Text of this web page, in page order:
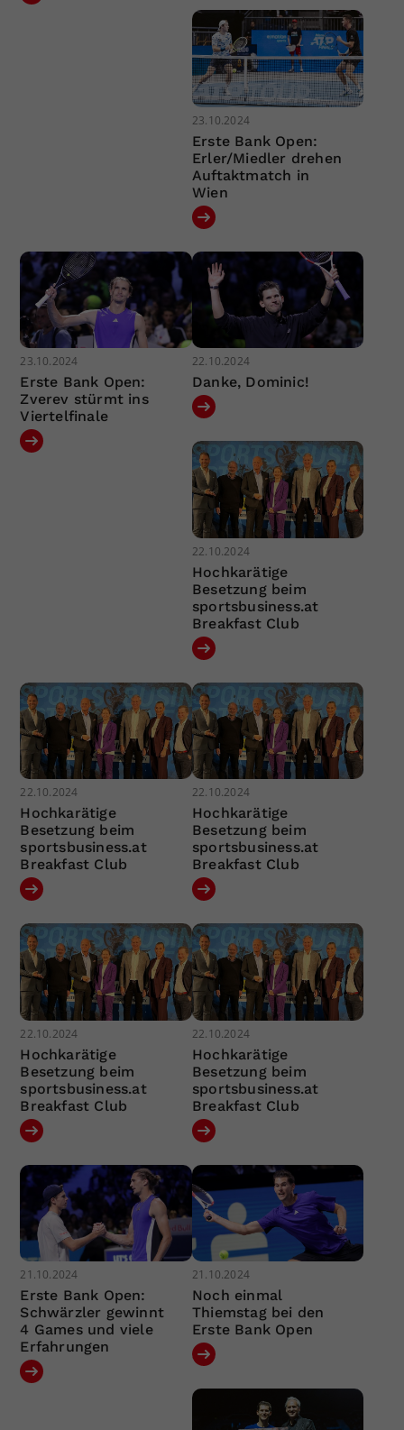
23.10.2024
Erste Bank Open:
Erler/Miedler drehen
Auftaktmatch in
Wien
23.10.2024
Erste Bank Open:
Zverev stürmt ins
Viertelfinale
22.10.2024
Danke, Dominic!
22.10.2024
Hochkarätige
Besetzung beim
sportsbusiness.at
Breakfast Club
22.10.2024
Hochkarätige
Besetzung beim
sportsbusiness.at
Breakfast Club
22.10.2024
Hochkarätige
Besetzung beim
sportsbusiness.at
Breakfast Club
22.10.2024
Hochkarätige
Besetzung beim
sportsbusiness.at
Breakfast Club
22.10.2024
Hochkarätige
Besetzung beim
sportsbusiness.at
Breakfast Club
21.10.2024
Erste Bank Open:
Schwärzler gewinnt
4 Games und viele
Erfahrungen
21.10.2024
Noch einmal
Thiemstag bei den
Erste Bank Open